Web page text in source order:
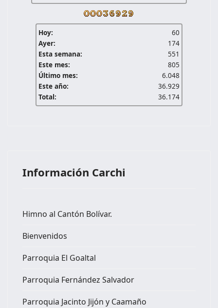
Hoy:
60
Ayer:
174
Esta semana:
551
Este mes:
805
Último mes:
6.048
Este año:
36.929
Total:
36.174
Información Carchi
Himno al Cantón Bolívar.
Bienvenidos
Parroquia El Goaltal
Parroquia Fernández Salvador
Parroquia Jacinto Jijón y Caamaño